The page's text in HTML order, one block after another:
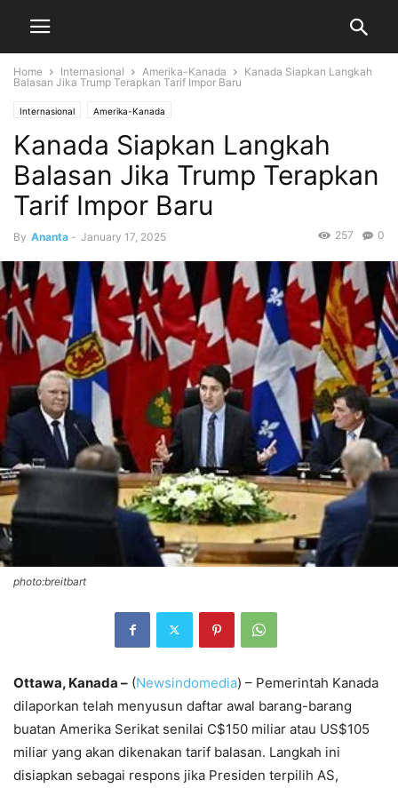
Home Internasional Amerika-Kanada
Kanada Siapkan Langkah
Balasan Jika Trump Terapkan Tarif Impor Baru
Internasional Amerika-Kanada
Kanada Siapkan Langkah
Balasan Jika Trump Terapkan
Tarif Impor Baru
By Ananta - January 17, 2025 0
257
photo:breitbart
Ottawa, Kanada – (Newsindomedia) – Pemerintah Kanada
dilaporkan telah menyusun daftar awal barang-barang
buatan Amerika Serikat senilai C$150 miliar atau US$105
miliar yang akan dikenakan tarif balasan. Langkah ini
disiapkan sebagai respons jika Presiden terpilih AS,